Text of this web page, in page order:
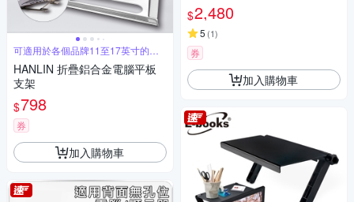
可適用於各個品牌11至17英寸的筆
電
HANLIN 折疊鋁合金電腦平板
支架
$798
券
加入購物車
$2,480
5 (1)
券
加入購物車